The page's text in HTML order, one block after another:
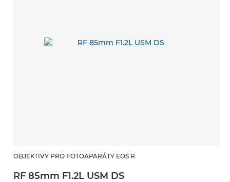
OBJEKTIVY PRO FOTOAPARÁTY EOS R
RF 85mm F1.2L USM DS